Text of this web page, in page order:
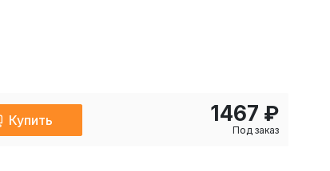
Купить 1467 ₽
Под заказ